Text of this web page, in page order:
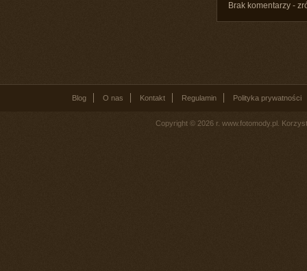
Brak komentarzy -
Blog O nas Kontakt Regulamin Polityka prywatności
Copyright © 2026 r. www.fotomody.pl.